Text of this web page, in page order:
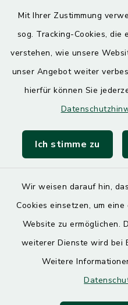
Mit Ihrer Zustimmung
sog. Tracking-Cookies, die
verstehen, wie unsere
unser Angebot weiter
hierfür können Sie
Ich stimme zu
Wir weisen darauf hin,
Cookies einsetzen, um
Website zu ermöglichen.
weiterer Dienste wird bei
Weitere
Donnerstag
7.30 – 12.00 Uhr
13.00 – 17.30 Uhr
Quicklinks
SoNNe e. V.